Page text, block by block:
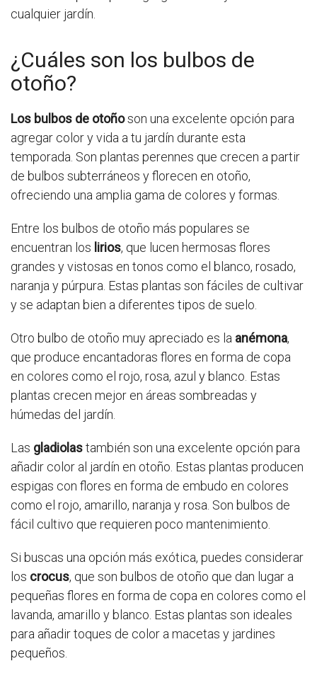
cualquier jardín.
¿Cuáles son los bulbos de
otoño?
Los bulbos de otoñoson una excelente opción para
agregar color y vida a tu jardín durante esta
temporada. Son plantas perennes que crecen a partir
de bulbos subterráneos y florecen en otoño,
ofreciendo una amplia gama de colores y formas.
Entre los bulbos de otoño más populares se
encuentran los lirios, que lucen hermosas flores
grandes y vistosas en tonos como el blanco, rosado,
naranja y púrpura. Estas plantas son fáciles de cultivar
y se adaptan bien a diferentes tipos de suelo.
Otro bulbo de otoño muy apreciado es la anémona,
que produce encantadoras flores en forma de copa
en colores como el rojo, rosa, azul y blanco. Estas
plantas crecen mejor en áreas sombreadas y
húmedas del jardín.
Las gladiolastambién son una excelente opción para
añadir color al jardín en otoño. Estas plantas producen
espigas con flores en forma de embudo en colores
como el rojo, amarillo, naranja y rosa. Son bulbos de
fácil cultivo que requieren poco mantenimiento.
Si buscas una opción más exótica, puedes considerar
los crocus, que son bulbos de otoño que dan lugar a
pequeñas flores en forma de copa en colores como el
lavanda, amarillo y blanco. Estas plantas son ideales
para añadir toques de color a macetas y jardines
pequeños.